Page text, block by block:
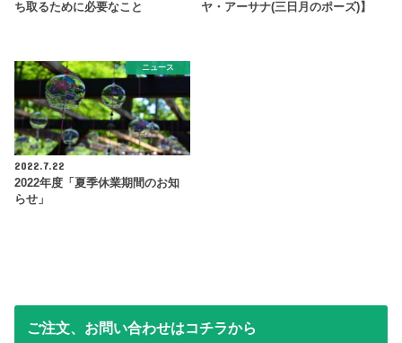
ち取るために必要なこと
ヤ・アーサナ(三日月のポーズ)】
ニュース
2022.7.22
2022年度「夏季休業期間のお知
らせ」
ご注文、お問い合わせはコチラから